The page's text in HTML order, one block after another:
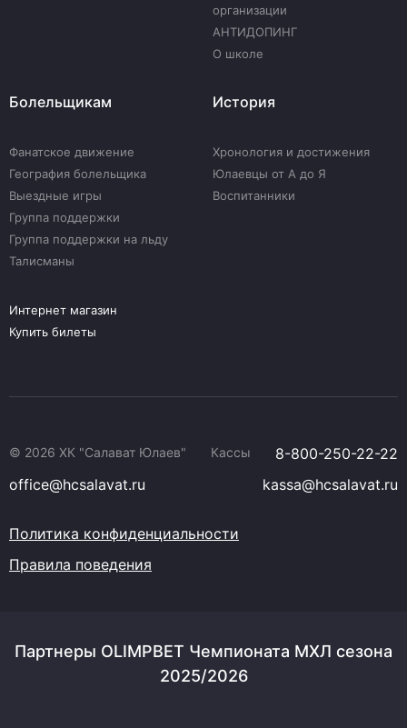
организации
АНТИДОПИНГ
О школе
Болельщикам
Фанатское движение
География болельщика
Выездные игры
Группа поддержки
Группа поддержки на льду
Талисманы
История
Хронология и достижения
Юлаевцы от А до Я
Воспитанники
Интернет магазин
Купить билеты
© 2026 ХК "Салават Юлаев" Кассы
8-800-250-22-22
office@hcsalavat.ru
kassa@hcsalavat.ru
Политика конфиденциальности
Правила поведения
Партнеры OLIMPBET Чемпионата МХЛ сезона
2025/2026